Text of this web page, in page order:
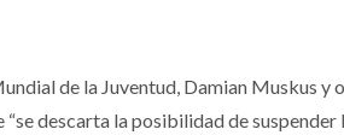
de la Juventud, Damian Muskus y
descarta la posibilidad de suspender